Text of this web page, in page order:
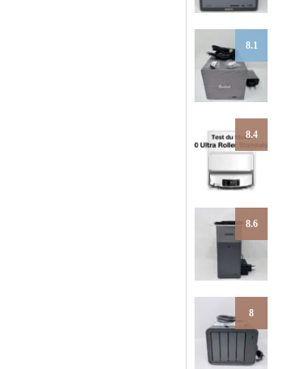
8.1
8.4
8.6
8